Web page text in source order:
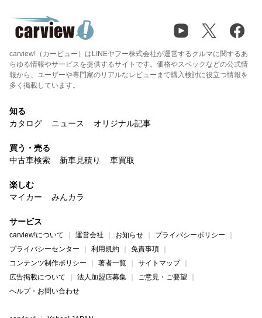
carview!（カービュー）はLINEヤフー株式会社が運営するクルマに関するあ
らゆる情報やサービスを提供するサイトです。価格やスペックなどの公式情
報から、ユーザーや専門家のリアルなレビューまで購入検討に役立つ情報を
多く掲載しています。
知る
カタログ
ニュース オリジナル記事
買う・売る
中古車検索
新車見積り 車買取
楽しむ
マイカー
みんカラ
サービス
carview!について 運営会社 お知らせ
プライバシーポリシー
プライバシーセンター
利用規約
免責事項
コンテンツ制作ポリシー
著者一覧
サイトマップ
広告掲載について
法人加盟店募集
ご意見・ご要望
ヘルプ・お問い合わせ